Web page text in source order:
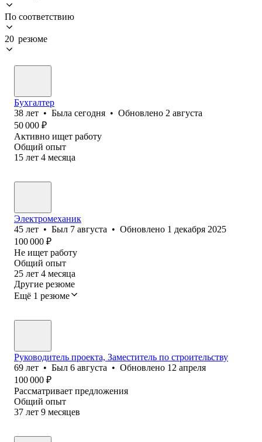
По соответствию
20 резюме
Бухгалтер
38 лет • Была сегодня • Обновлено 2 августа
50 000 ₽
Активно ищет работу
Общий опыт
15 лет 4 месяца
Электромеханик
45 лет • Был 7 августа • Обновлено 1 декабря 2025
100 000 ₽
Не ищет работу
Общий опыт
25 лет 4 месяца
Другие резюме
Ещё 1 резюме
Руководитель проекта, Заместитель по строительству
69 лет • Был 6 августа • Обновлено 12 апреля
100 000 ₽
Рассматривает предложения
Общий опыт
37 лет 9 месяцев